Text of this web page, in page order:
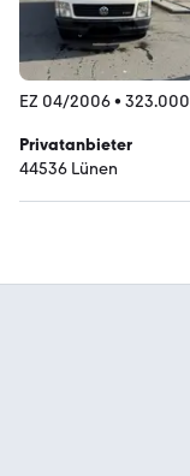
EZ 04/2006•
Privatanbieter
44536 Lünen